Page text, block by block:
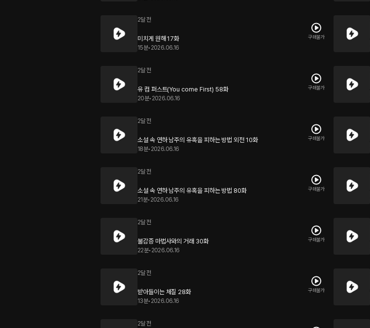
2달 전
미치게 원해 17화
15분• 2026.06.16
구매불가
2달 전
유 컴 퍼스트(You come First) 58화
20분• 2026.06.16
구매불가
2달 전
소설 속 연하 남주의 유혹을 피하는 방법 외전 10화
18분• 2026.06.16
구매불가
2달 전
소설 속 연하 남주의 유혹을 피하는 방법 80화
21분• 2026.06.16
구매불가
2달 전
불감증 마법사와의 거래 30화
22분• 2026.06.16
구매불가
2달 전
받아들이는 체질 28화
13분• 2026.06.16
구매불가
2달 전